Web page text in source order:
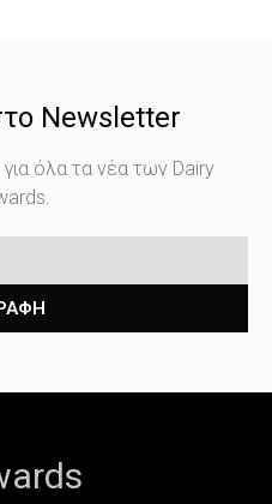
Newsletter
όλα τα νέα των Dairy